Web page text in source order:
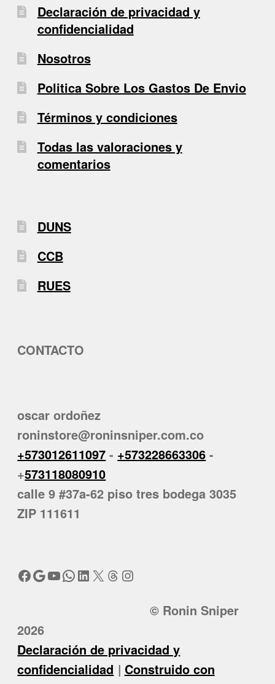
Declaración de privacidad y
confidencialidad
Nosotros
Politica Sobre Los Gastos De Envio
Términos y condiciones
Todas las valoraciones y
comentarios
DUNS
CCB
RUES
CONTACTO
oscar ordoñez
roninstore@roninsniper.com.co
+573012611097 - +573228663306 -
+573118080910
calle 9 #37a-62 piso tres bodega 3035
ZIP 111611
Facebook
Google
YouTube
WhatsApp
LinkedIn
X Threads
Instagram
© Ronin Sniper
2026
Declaración de privacidad y
confidencialidad
Construido con